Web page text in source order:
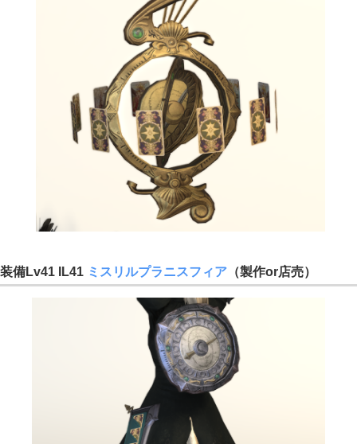
装備Lv41 IL41 ミスリルプラニスフィア （製作or店売）